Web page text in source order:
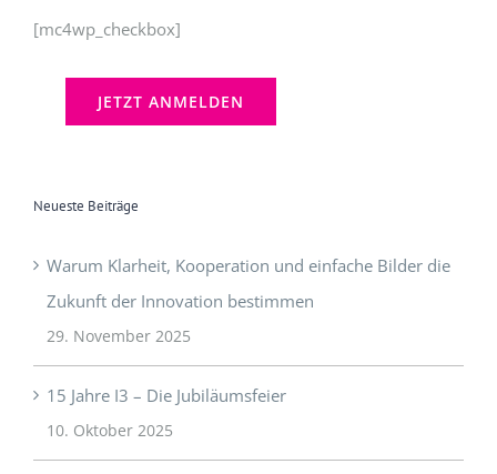
[mc4wp_checkbox]
Neueste Beiträge
Warum Klarheit, Kooperation und einfache Bilder die
Zukunft der Innovation bestimmen
29. November 2025
15 Jahre I3 – Die Jubiläumsfeier
10. Oktober 2025